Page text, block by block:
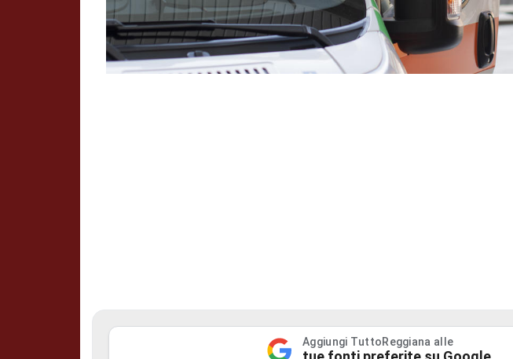
Aggiungi TuttoReggiana alle